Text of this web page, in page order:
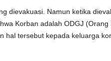
dievakuasi. Namun ketika
Korban adalah ODGJ
hal tersebut kepada keluarga